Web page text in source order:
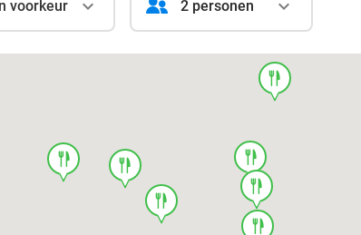
voorkeur 2 personen
food
food
food
food
food
food
food